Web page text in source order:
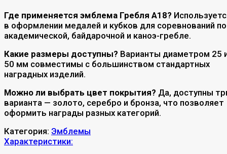
Где применяется эмблема Гребля A18?
в оформлении медалей и кубков для соревнований по
академической, байдарочной и каноэ-гребле.
Какие размеры доступны? Варианты диаметром 25
50 мм совместимы с большинством стандартных
наградных изделий.
Можно ли выбрать цвет покрытия? Да, доступны
варианта — золото, серебро и бронза, что позволяет
оформить награды разных категорий.
Категория: Эмблемы
Характеристики: